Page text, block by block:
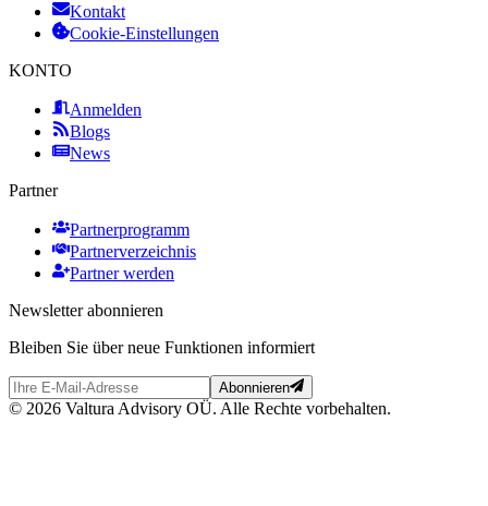
Kontakt
Cookie-Einstellungen
KONTO
Anmelden
Blogs
News
Partner
Partnerprogramm
Partnerverzeichnis
Partner werden
Newsletter abonnieren
Bleiben Sie über neue Funktionen informiert
Abonnieren
© 2026 Valtura Advisory OÜ. Alle Rechte vorbehalten.